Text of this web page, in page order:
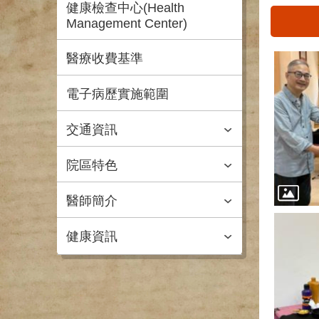
健康檢查中心(Health
Management Center)
醫療收費基準
電子病歷實施範圍
交通資訊
院區特色
醫師簡介
健康資訊